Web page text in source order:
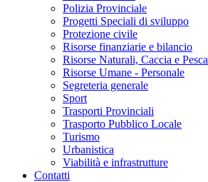
Polizia Provinciale
Progetti Speciali di sviluppo
Protezione civile
Risorse finanziarie e bilancio
Risorse Naturali, Caccia e Pesca
Risorse Umane - Personale
Segreteria generale
Sport
Trasporti Provinciali
Trasporto Pubblico Locale
Turismo
Urbanistica
Viabilità e infrastrutture
Contatti